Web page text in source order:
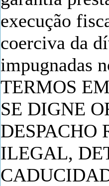
execução
coerciva da
impugnadas
TERMOS
SE DIGNE
DESPACHO
ILEGAL,